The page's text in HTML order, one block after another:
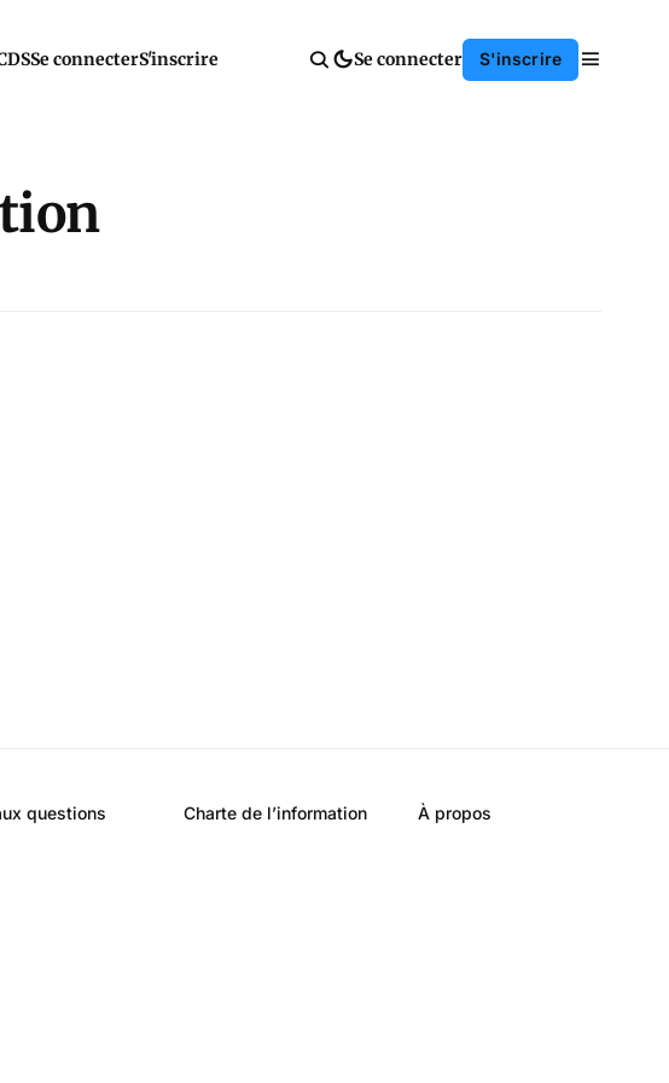
Se connecterS'inscrire Se connecter S'inscrire
questions Charte de l’information À propos